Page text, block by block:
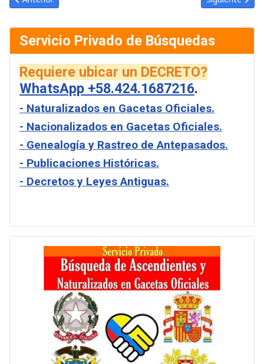
Servicio Privado de Búsquedas
Requiere ubicar un DECRETO?
WhatsApp +58.424.1687216.
- Naturalizados en Gacetas Oficiales.
- Nacionalizados en Gacetas Oficiales.
- Genealogía y Rastreo de Antepasados.
- Publicaciones Históricas.
- Decretos y Leyes Antiguas.